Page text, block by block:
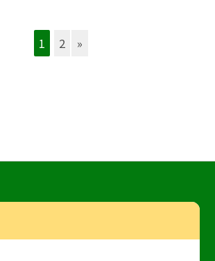
1 2 »